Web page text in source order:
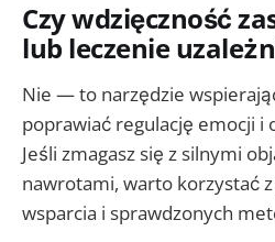
Czy wdzięczność
lub leczenie
Nie — to narzędzie
poprawiać regulację emocji i
Jeśli zmagasz się z silnymi
nawrotami, warto korzystać
wsparcia i sprawdzonych